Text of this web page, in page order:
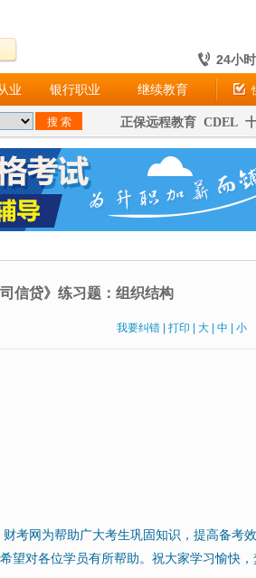
24小
业 银行职业 继续教育
正保远程教育 CDEL
信贷》练习题：组织结构
我要纠错 打印 大 中 小
考网为帮助广大考生巩固知识，提高备考
望对各位学员有所帮助。祝大家学习愉快